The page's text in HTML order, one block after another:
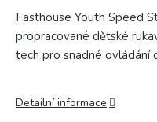
Fasthouse Youth Speed
propracované dětské
tech pro snadné ovládání
Detailní informace